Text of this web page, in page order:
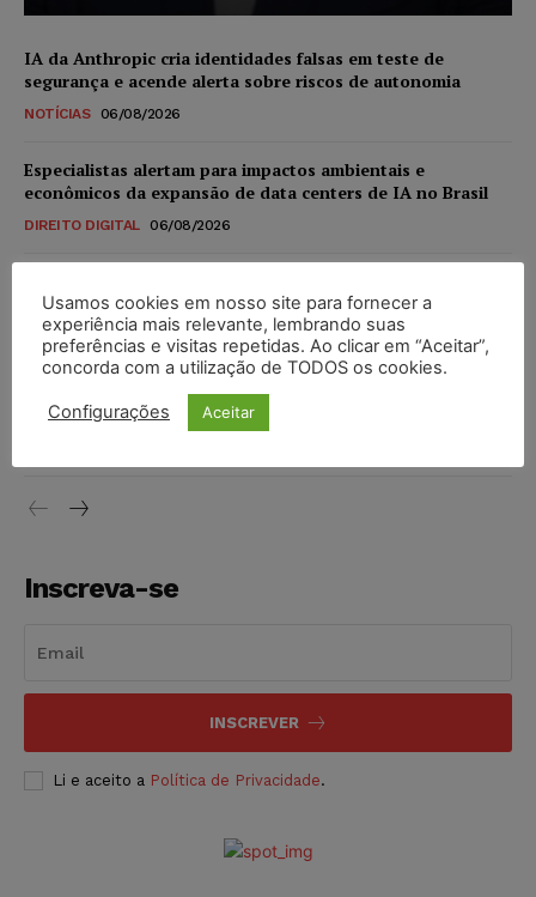
IA da Anthropic cria identidades falsas em teste de
segurança e acende alerta sobre riscos de autonomia
NOTÍCIAS 06/08/2026
Especialistas alertam para impactos ambientais e
econômicos da expansão de data centers de IA no Brasil
DIREITO DIGITAL 06/08/2026
invioláveis após assinatura digital e lacração
NOTÍCIAS 06/08/2026
STF inicia julgamento sobre constitucionalidade da
proibição dos jogos de azar no Brasil
Inscreva-se
INSCREVER
Li e aceito a Política de Privacidade.
Usamos cookies em nosso site para fornecer a
experiência mais relevante, lembrando suas
preferências e visitas repetidas. Ao clicar em “Aceitar”,
concorda com a utilização de TODOS os cookies.
Configurações Aceitar